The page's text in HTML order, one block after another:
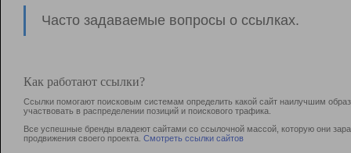
Часто задаваемые вопросы о ссылках.
Как работают ссылки?
Ссылки помогают поисковым системам определить какой сайт наилучшим
участвовать в раcпределении позиций и поискового трафика.
Все успешные бренды владеют сайтами со ссылочной массой, которую они
продвижения своего проекта. Смотреть ссылки сайтов